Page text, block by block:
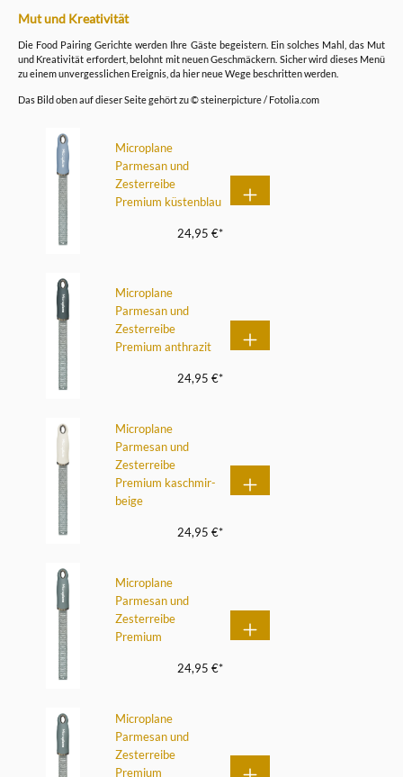
Mut und Kreativität
Die Food Pairing Gerichte werden Ihre Gäste begeistern. Ein solches Mahl, das Mut
und Kreativität erfordert, belohnt mit neuen Geschmäckern. Sicher wird dieses Menü
zu einem unvergesslichen Ereignis, da hier neue Wege beschritten werden.
Das Bild oben auf dieser Seite gehört zu © steinerpicture / Fotolia.com
Microplane
Parmesan und
Zesterreibe
Premium küstenblau
24,95 €*
Microplane
Parmesan und
Zesterreibe
Premium anthrazit
24,95 €*
Microplane
Parmesan und
Zesterreibe
Premium kaschmir-
beige
24,95 €*
Microplane
Parmesan und
Zesterreibe
Premium
24,95 €*
Microplane
Parmesan und
Zesterreibe
Premium